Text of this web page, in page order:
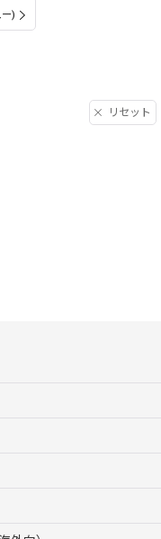
)
リセット